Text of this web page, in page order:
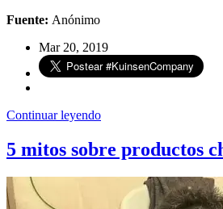
Fuente: Anónimo
Mar 20, 2019
Continuar leyendo
5 mitos sobre productos